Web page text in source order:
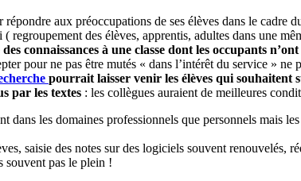
répondre aux préoccupations de ses élèves dans le cadre
( regroupement des élèves, apprentis, adultes dans une
connaissances à une classe dont les occupants
pour ne pas être mutés « dans l’intérêt du service »
pourrait laisser venir les élèves qui souhaitent
par les textes : les collègues auraient de meilleures
dans les domaines professionnels que personnels mais
saisie des notes sur des logiciels souvent renouvelés,
souvent pas le plein !